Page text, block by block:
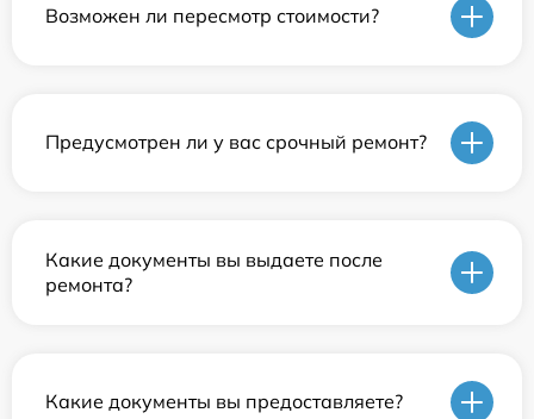
Возможен ли пересмотр стоимости?
Предусмотрен ли у вас срочный ремонт?
Какие документы вы выдаете после
ремонта?
Какие документы вы предоставляете?